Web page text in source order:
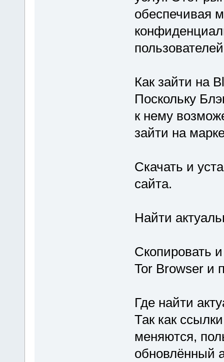
обеспечивая
Как зайти на
Поскольку
к нему
зайти на
Скачать и
сайта.
Найти
Скопировать
Tor Browser и
Где найти
Так как
меняются,
обновлённый